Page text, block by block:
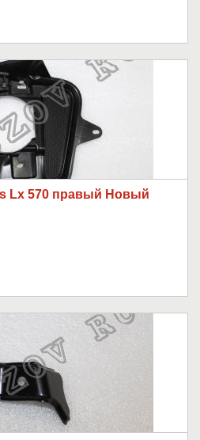
Lx 570 правый Новый